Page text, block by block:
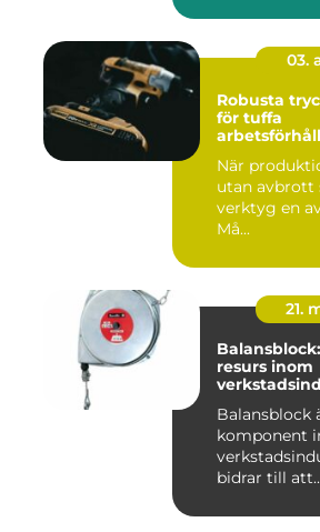
03.
Robusta
för tuffa
När
utan avbrott
verktyg en
Må...
21.
resurs inom
Balansblock
komponent
bidrar till